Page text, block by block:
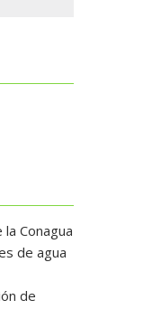
Conagua
de agua
de